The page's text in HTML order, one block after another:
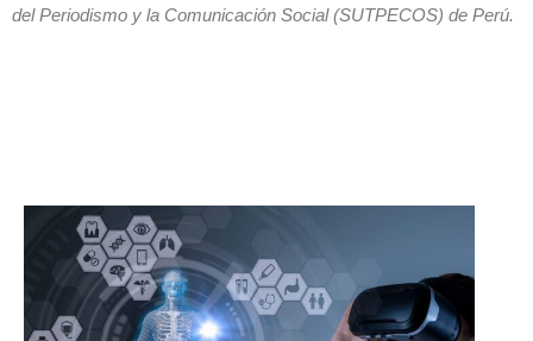
del Periodismo y la Comunicación Social (SUTPECOS) de Perú.